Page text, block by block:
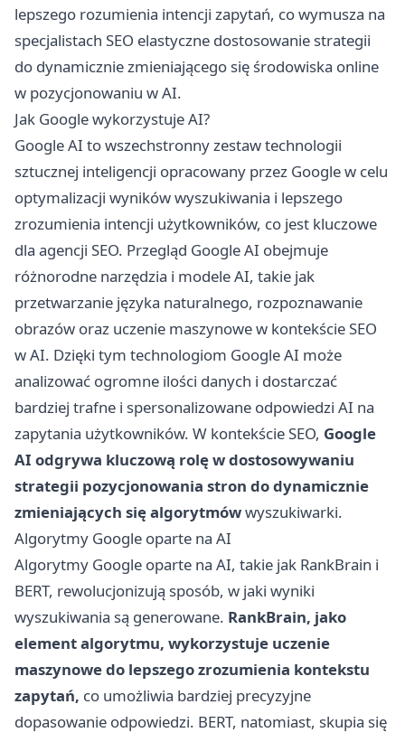
lepszego rozumienia intencji zapytań, co wymusza na
specjalistach SEO elastyczne dostosowanie strategii
do dynamicznie zmieniającego się środowiska online
w pozycjonowaniu w AI.
Jak Google wykorzystuje AI?
Google AI to wszechstronny zestaw technologii
sztucznej inteligencji opracowany przez Google w celu
optymalizacji wyników wyszukiwania i lepszego
zrozumienia intencji użytkowników, co jest kluczowe
dla agencji SEO. Przegląd Google AI obejmuje
różnorodne narzędzia i modele AI, takie jak
przetwarzanie języka naturalnego, rozpoznawanie
obrazów oraz uczenie maszynowe w kontekście SEO
w AI. Dzięki tym technologiom Google AI może
analizować ogromne ilości danych i dostarczać
bardziej trafne i spersonalizowane odpowiedzi AI na
zapytania użytkowników. W kontekście SEO, Google
AI odgrywa kluczową rolę w dostosowywaniu
strategii pozycjonowania stron do dynamicznie
zmieniających się algorytmówwyszukiwarki.
Algorytmy Google oparte na AI
Algorytmy Google oparte na AI, takie jak RankBrain i
BERT, rewolucjonizują sposób, w jaki wyniki
wyszukiwania są generowane. RankBrain, jako
element algorytmu, wykorzystuje uczenie
maszynowe do lepszego zrozumienia kontekstu
zapytań, co umożliwia bardziej precyzyjne
dopasowanie odpowiedzi. BERT, natomiast, skupia się